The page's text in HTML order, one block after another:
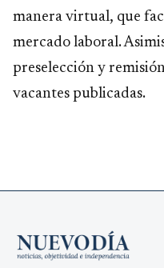
manera virtual, que
mercado laboral.
preselección y
vacantes publicadas.